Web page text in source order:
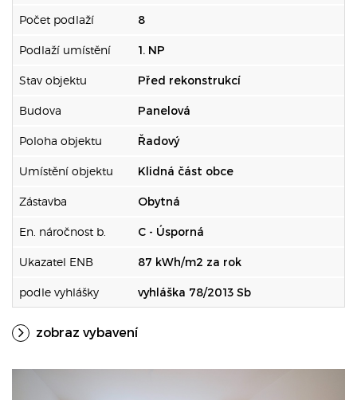
Počet podlaží 8
Podlaží umístění 1. NP
Stav objektu Před rekonstrukcí
Budova Panelová
Poloha objektu Řadový
Umístění objektu Klidná část obce
Zástavba Obytná
En. náročnost b. C - Úsporná
Ukazatel ENB 87 kWh/m2 za rok
podle vyhlášky vyhláška 78/2013 Sb
zobraz vybavení